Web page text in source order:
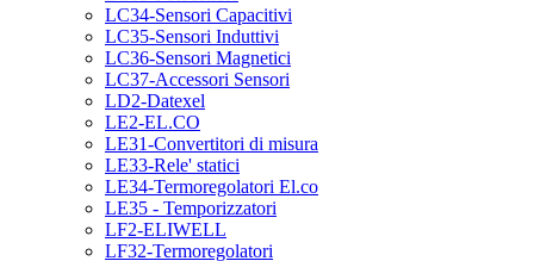
LC34-Sensori Capacitivi
LC35-Sensori Induttivi
LC36-Sensori Magnetici
LC37-Accessori Sensori
LD2-Datexel
LE2-EL.CO
LE31-Convertitori di misura
LE33-Rele' statici
LE34-Termoregolatori El.co
LE35 - Temporizzatori
LF2-ELIWELL
LF32-Termoregolatori